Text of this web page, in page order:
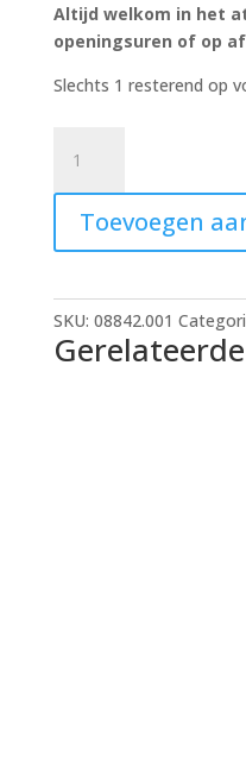
Altijd welkom in het
openingsuren of op
Slechts 1 resterend op
Toevoegen
SKU: 08842.001